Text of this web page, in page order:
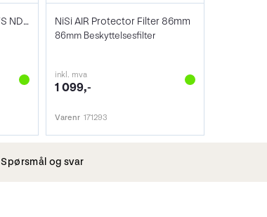
NiSi Filter Swift System FS ND Kit NiSi AIR Protector Filter 86mm
86mm Beskyttelsesfilter
inkl. mva
1 099,-
Varenr 171293
Spørsmål og svar